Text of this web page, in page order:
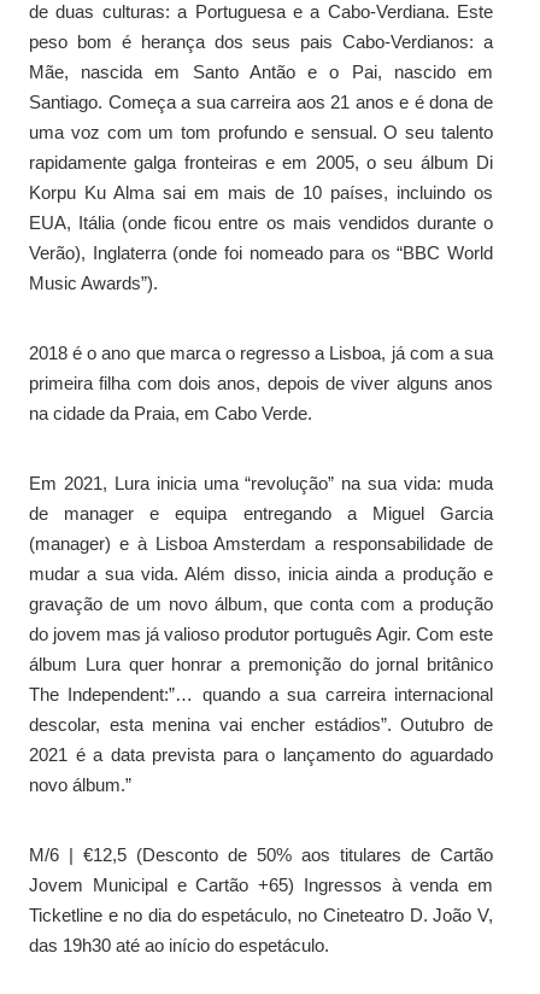
de duas culturas: a Portuguesa e a Cabo-Verdiana. Este
peso bom é herança dos seus pais Cabo-Verdianos: a
Mãe, nascida em Santo Antão e o Pai, nascido em
Santiago. Começa a sua carreira aos 21 anos e é dona de
uma voz com um tom profundo e sensual. O seu talento
rapidamente galga fronteiras e em 2005, o seu álbum Di
Korpu Ku Alma sai em mais de 10 países, incluindo os
EUA, Itália (onde ficou entre os mais vendidos durante o
Verão), Inglaterra (onde foi nomeado para os “BBC World
Music Awards”).
2018 é o ano que marca o regresso a Lisboa, já com a sua
primeira filha com dois anos, depois de viver alguns anos
na cidade da Praia, em Cabo Verde.
Em 2021, Lura inicia uma “revolução” na sua vida: muda
de manager e equipa entregando a Miguel Garcia
(manager) e à Lisboa Amsterdam a responsabilidade de
mudar a sua vida. Além disso, inicia ainda a produção e
gravação de um novo álbum, que conta com a produção
do jovem mas já valioso produtor português Agir. Com este
álbum Lura quer honrar a premonição do jornal britânico
The Independent:”… quando a sua carreira internacional
descolar, esta menina vai encher estádios”. Outubro de
2021 é a data prevista para o lançamento do aguardado
novo álbum.”
M/6 | €12,5 (Desconto de 50% aos titulares de Cartão
Jovem Municipal e Cartão +65) Ingressos à venda em
Ticketline e no dia do espetáculo, no Cineteatro D. João V,
das 19h30 até ao início do espetáculo.